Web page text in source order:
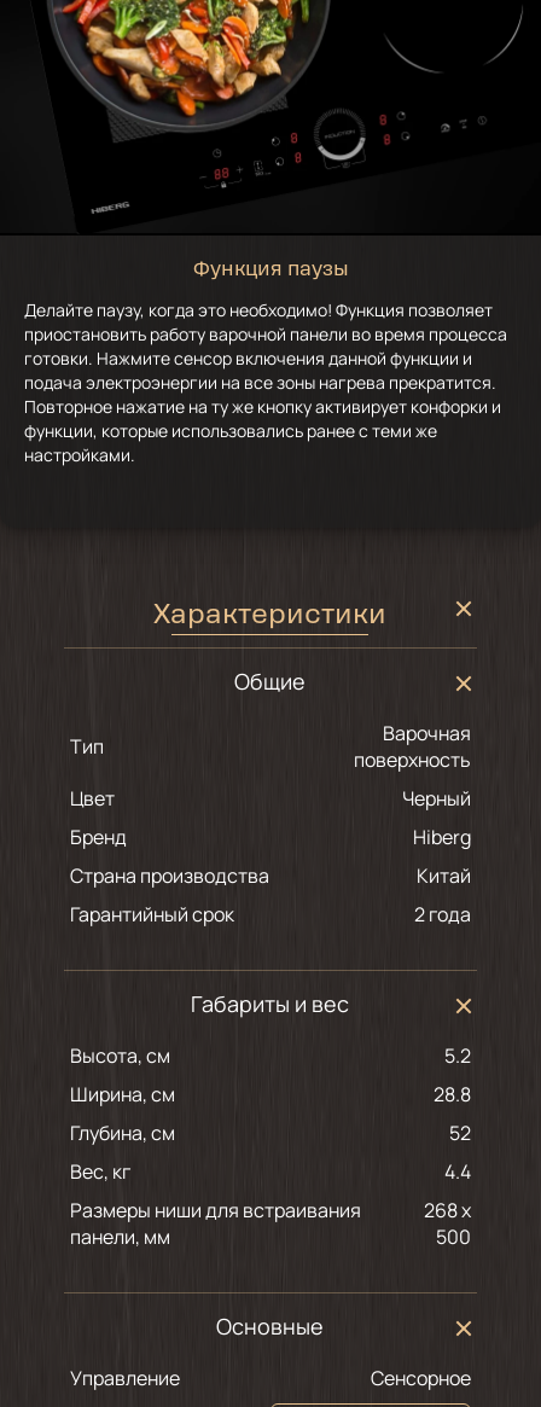
Функция паузы
Делайте паузу, когда это необходимо! Функция позволяет
приостановить работу варочной панели во время процесса
готовки. Нажмите сенсор включения данной функции и
подача электроэнергии на все зоны нагрева прекратится.
Повторное нажатие на ту же кнопку активирует конфорки и
функции, которые использовались ранее с теми же
настройками.
Характеристики
Общие
Тип
Варочная
поверхность
Цвет
черный
Бренд
Hiberg
Страна производства
Китай
Гарантийный срок
2 года
Габариты и вес
Высота, см
5.2
Ширина, см
28.8
Глубина, см
52
Вес, кг
4.4
Размеры ниши для встраивания
панели, мм
268 х
500
Основные
Управление Сенсорное